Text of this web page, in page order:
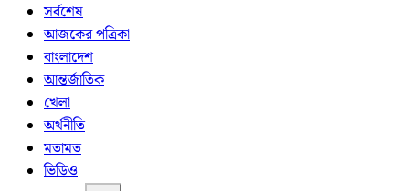
সর্বশেষ
আজকের পত্রিকা
বাংলাদেশ
আন্তর্জাতিক
খেলা
অর্থনীতি
মতামত
ভিডিও